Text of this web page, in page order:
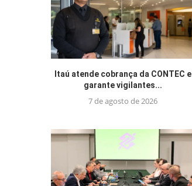
Itaú atende cobrança da CONTEC e
garante vigilantes...
7 de agosto de 2026